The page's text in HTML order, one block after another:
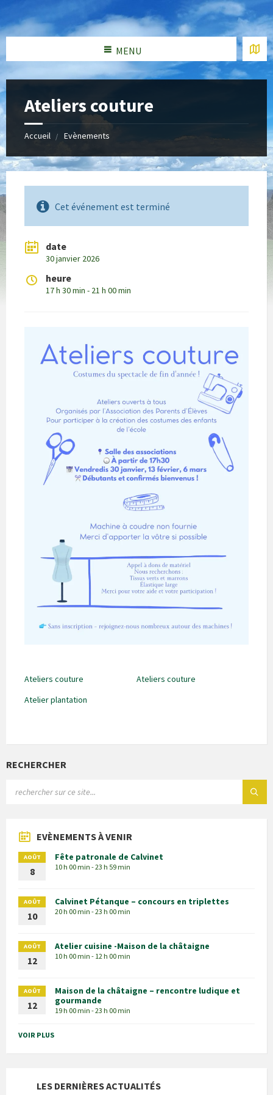
MENU
Ateliers couture
Accueil Evènements
Cet événement est terminé
date
30 janvier 2026
heure
17 h 30 min - 21 h 00 min
Ateliers couture
Ateliers couture
Atelier plantation
RECHERCHER
EVÈNEMENTS À VENIR
AOÛT
8
Fête patronale de Calvinet
10 h 00 min - 23 h 59 min
AOÛT
10
Calvinet Pétanque – concours en triplettes
20 h 00 min - 23 h 00 min
AOÛT
12
Atelier cuisine -Maison de la châtaigne
10 h 00 min - 12 h 00 min
AOÛT
12
Maison de la châtaigne – rencontre ludique et
gourmande
19 h 00 min - 23 h 00 min
VOIR PLUS
LES DERNIÈRES ACTUALITÉS